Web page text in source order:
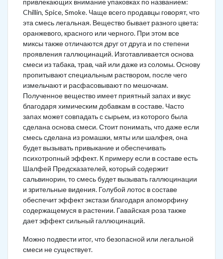
привлекающих внимание упаковках по названием:
Chillin, Spice, Smoke. Чаще всего продавцы говорят, что
эта смесь легальная. Вещество бывает разного цвета:
оранжевого, красного или черного. При этом все
миксы также отличаются друг от друга и по степени
проявления галлюцинаций. Изготавливается основа
смеси из табака, трав, чай или даже из соломы. Основу
пропитывают специальным раствором, после чего
измельчают и расфасовывают по мешочкам.
Полученное вещество имеет приятный запах и вкус
благодаря химическим добавкам в составе. Часто
запах может совпадать с сырьем, из которого была
сделана основа смеси. Стоит понимать, что даже если
смесь сделана из ромашки, мяты или шалфея, она
будет вызывать привыкание и обеспечивать
психотропный эффект. К примеру если в составе есть
Шалфей Предсказателей, который содержит
сальвинорин, то смесь будет вызывать галлюцинации
и зрительные видения. Голубой лотос в составе
обеспечит эффект экстази благодаря апоморфину
содержащемуся в растении. Гавайская роза также
дает эффект сильный галлюцинаций.
Можно подвести итог, что безопасной или легальной
смеси не существует.